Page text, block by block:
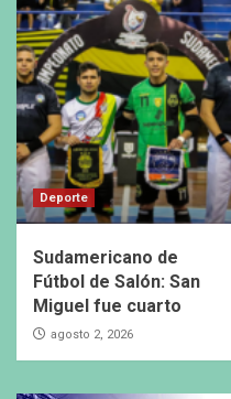
Deporte
Sudamericano de
Fútbol de Salón: San
Miguel fue cuarto
agosto 2, 2026